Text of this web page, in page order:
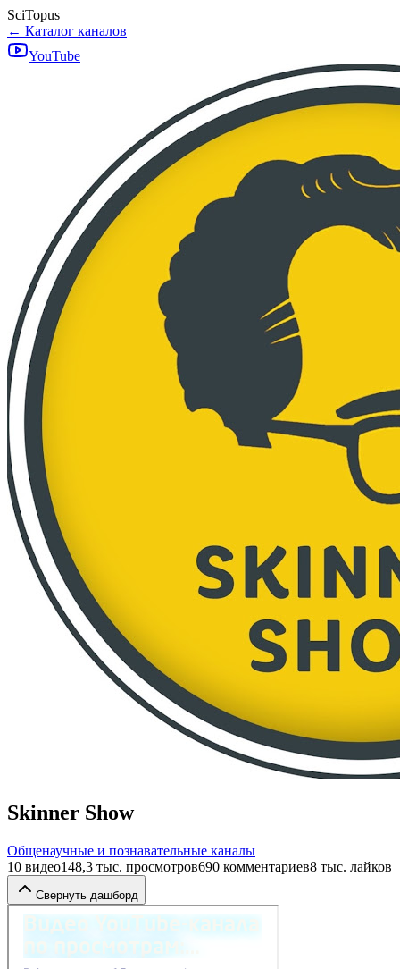
SciTopus
← Каталог каналов
YouTube
Skinner Show
Общенаучные и познавательные каналы
10 видео148,3 тыс. просмотров690 комментариев8 тыс. лайков
Свернуть дашборд